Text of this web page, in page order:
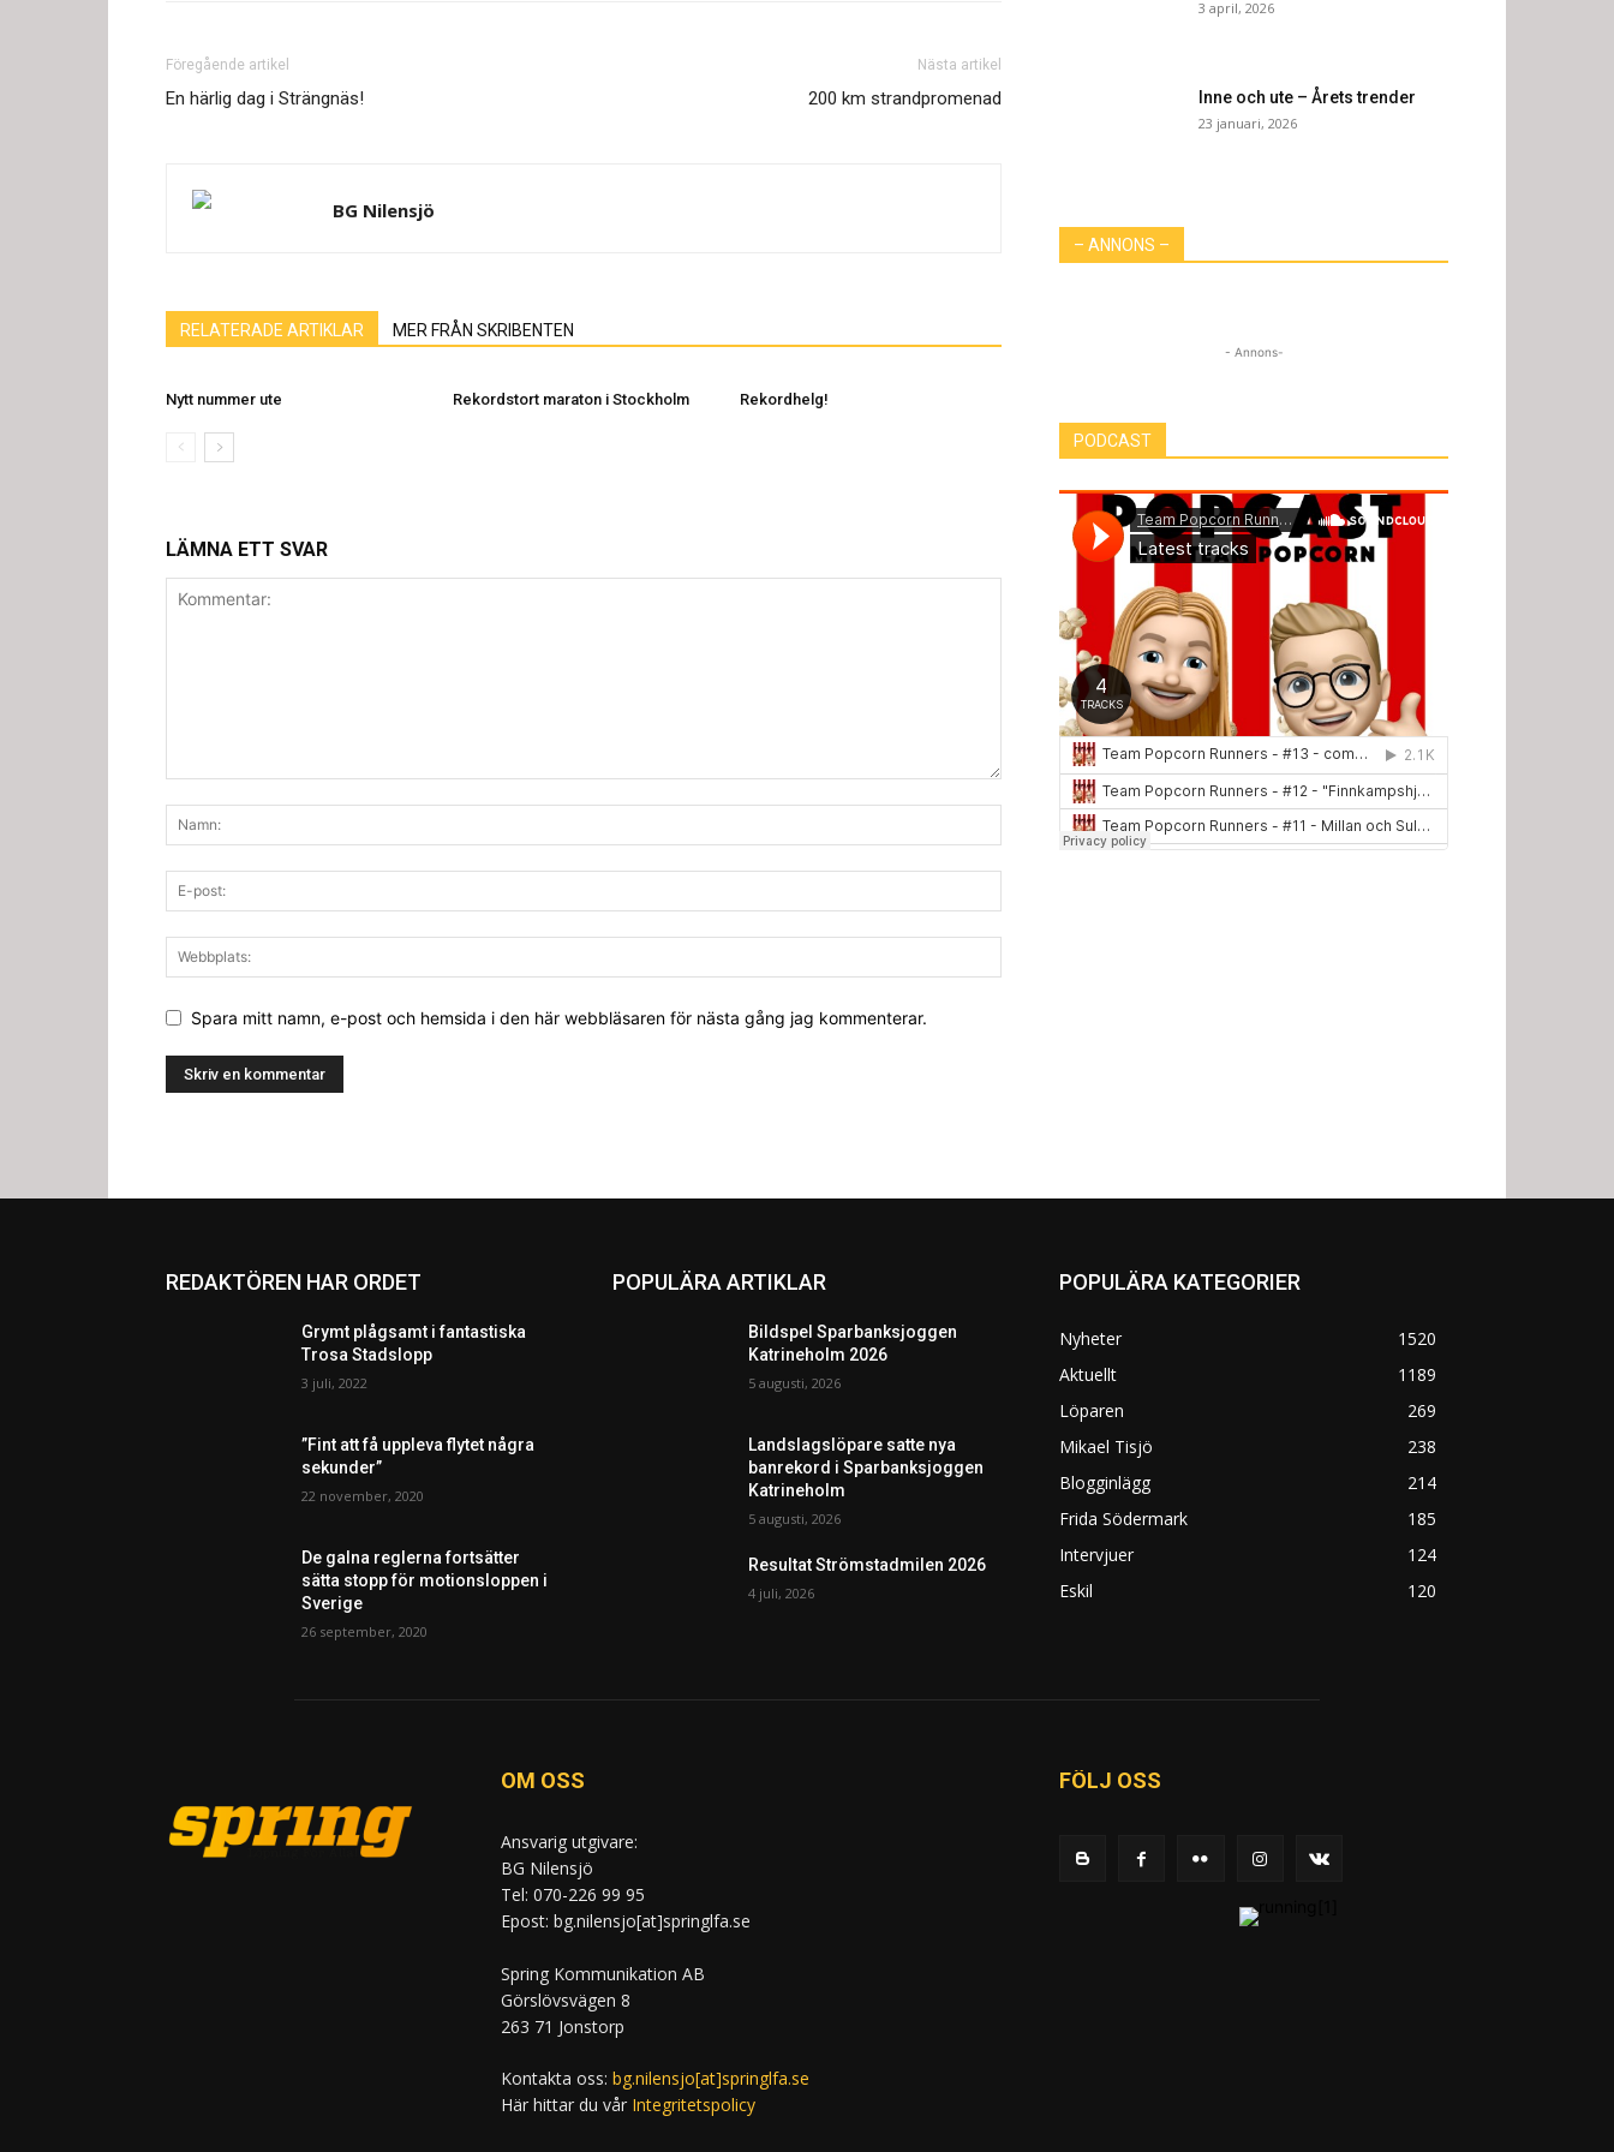
Föregående artikel
En härlig dag i Strängnäs!
Nästa artikel
200 km strandpromenad
BG Nilensjö
RELATERADE ARTIKLAR MER FRÅN SKRIBENTEN
Nytt nummer ute Rekordstort maraton i Stockholm Rekordhelg!
LÄMNA ETT SVAR
Spara mitt namn, e-post och hemsida i den här webbläsaren för nästa gång jag kommenterar.
3 april, 2026
Inne och ute – Årets trender
23 januari, 2026
– ANNONS –
- Annons-
PODCAST
REDAKTÖREN HAR ORDET
Grymt plågsamt i fantastiska
Trosa Stadslopp
3 juli, 2022
”Fint att få uppleva flytet några
sekunder”
22 november, 2020
De galna reglerna fortsätter
sätta stopp för motionsloppen i
Sverige
26 september, 2020
POPULÄRA ARTIKLAR
Bildspel Sparbanksjoggen
Katrineholm 2026
5 augusti, 2026
Landslagslöpare satte nya
banrekord i Sparbanksjoggen
Katrineholm
5 augusti, 2026
Resultat Strömstadmilen 2026
4 juli, 2026
POPULÄRA KATEGORIER
Nyheter
1520
Aktuellt
1189
Löparen
269
Mikael Tisjö
238
Blogginlägg
214
Frida Södermark
185
Intervjuer
124
Eskil
120
OM OSS
Ansvarig utgivare:
BG Nilensjö
Tel: 070-226 99 95
Epost: bg.nilensjo[at]springlfa.se
Spring Kommunikation AB
Görslövsvägen 8
263 71 Jonstorp
Kontakta oss: bg.nilensjo[at]springlfa.se
Här hittar du vår Integritetspolicy
FÖLJ OSS